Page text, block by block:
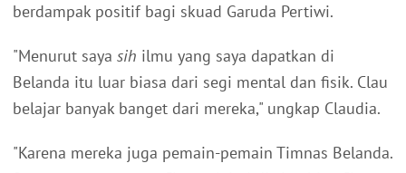
berdampak positif bagi skuad Garuda Pertiwi.
"Menurut saya sih ilmu yang saya dapatkan di
Belanda itu luar biasa dari segi mental dan fisik. Clau
belajar banyak banget dari mereka," ungkap Claudia.
"Karena mereka juga pemain-pemain Timnas Belanda.